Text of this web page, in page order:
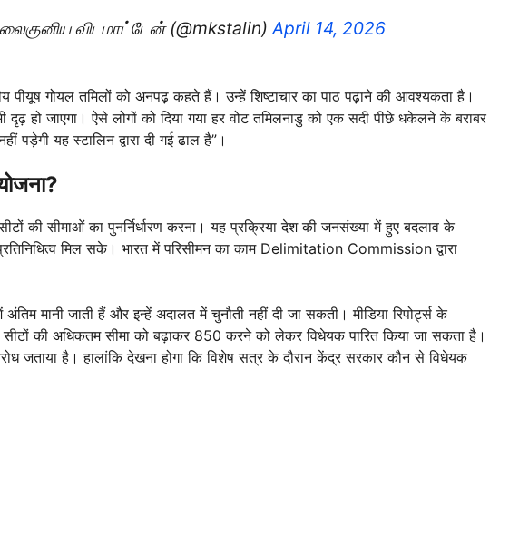
விடமாட்டேன் (@mkstalin)April 14, 2026
पीयूष गोयल तमिलों को अनपढ़ कहते हैं। उन्हें शिष्टाचार का पाठ पढ़ाने की आवश्यकता है।
दृढ़ हो जाएगा। ऐसे लोगों को दिया गया हर वोट तमिलनाडु को एक सदी पीछे धकेलने के बराबर
पड़ेगी यह स्टालिन द्वारा दी गई ढाल है”।
की सीमाओं का पुनर्निर्धारण करना। यह प्रक्रिया देश की जनसंख्या में हुए बदलाव के
मिल सके। भारत में परिसीमन का काम Delimitation Commission द्वारा
मानी जाती हैं और इन्हें अदालत में चुनौती नहीं दी जा सकती। मीडिया रिपोर्ट्स के
की अधिकतम सीमा को बढ़ाकर 850 करने को लेकर विधेयक पारित किया जा सकता है।
जताया है। हालांकि देखना होगा कि विशेष सत्र के दौरान केंद्र सरकार कौन से विधेयक